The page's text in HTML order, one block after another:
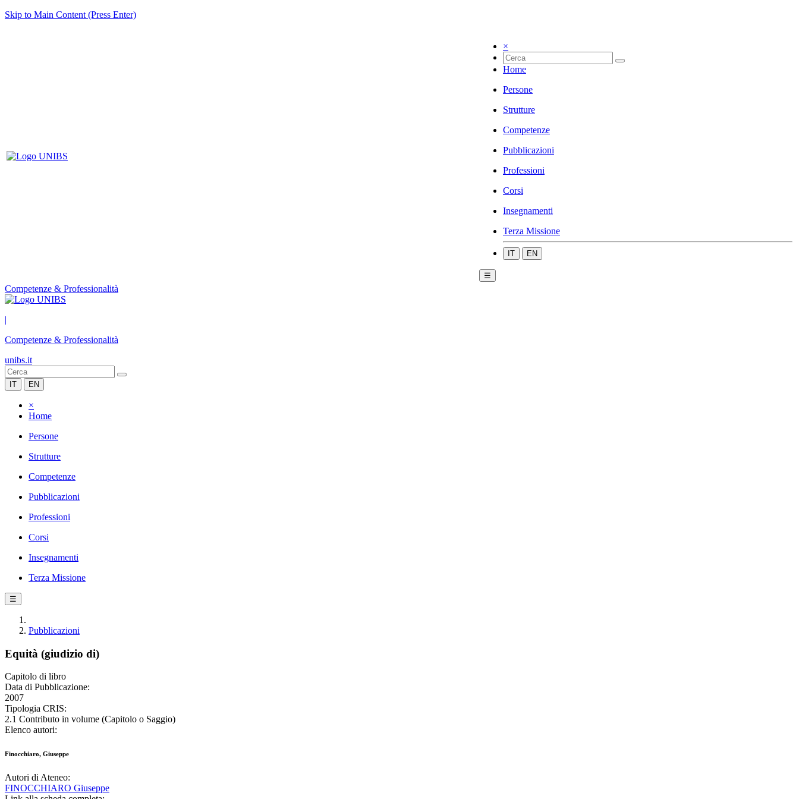
Skip to Main Content (Press Enter)
×
Home
Persone
Strutture
Competenze
Pubblicazioni
Professioni
Corsi
Insegnamenti
Terza Missione
IT EN
☰
Competenze & Professionalità
|
Competenze & Professionalità
unibs.it
IT EN
×
Home
Persone
Strutture
Competenze
Pubblicazioni
Professioni
Corsi
Insegnamenti
Terza Missione
☰
Pubblicazioni
Equità (giudizio di)
Capitolo di libro
Data di Pubblicazione:
2007
Tipologia CRIS:
2.1 Contributo in volume (Capitolo o Saggio)
Elenco autori:
Finocchiaro, Giuseppe
Autori di Ateneo:
FINOCCHIARO Giuseppe